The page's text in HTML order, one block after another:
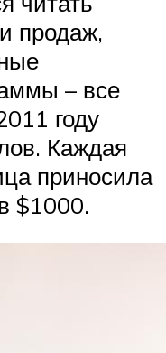
продаж,
– все
году
Каждая
приносила
$1000.